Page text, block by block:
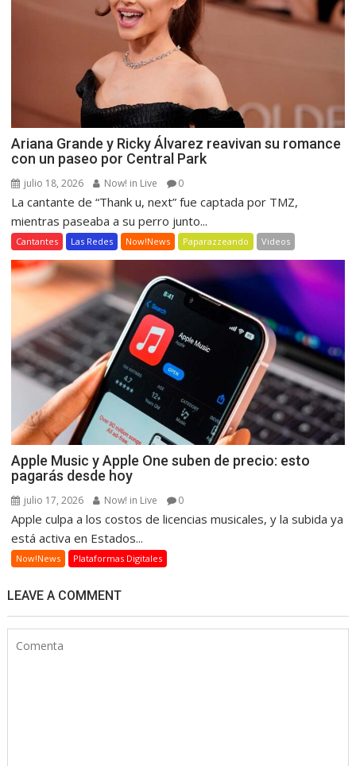
Ariana Grande y Ricky Álvarez reavivan su romance
con un paseo por Central Park
julio 18, 2026 Now! in Live 0
La cantante de “Thank u, next” fue captada por TMZ,
mientras paseaba a su perro junto...
Cantantes Las Redes Now!News Paparazzeando Videos
Apple Music y Apple One suben de precio: esto
pagarás desde hoy
julio 17, 2026 Now! in Live 0
Apple culpa a los costos de licencias musicales, y la subida ya
está activa en Estados...
Now!News Plataformas Digitales
LEAVE A COMMENT